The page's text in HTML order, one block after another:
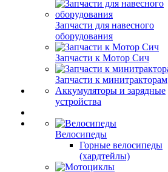
Запчасти для навесного
оборудования
Запчасти к Мотор Сич
Запчасти к минитракторам
Аккумуляторы и зарядные
устройства
Велосипеды
Горные велосипеды
(хардтейлы)